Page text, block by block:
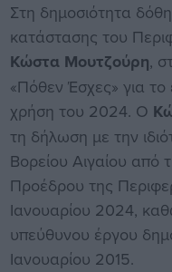
Στη δημοσιότητα
κατάστασης του
Κώστα Μουτζούρη,
«Πόθεν Έσχες» για
χρήση του 2024. Ο
τη δήλωση με την
Βορείου Αιγαίου από
Προέδρου της
Ιανουαρίου 2024,
υπεύθυνου έργου
Ιανουαρίου 2015.